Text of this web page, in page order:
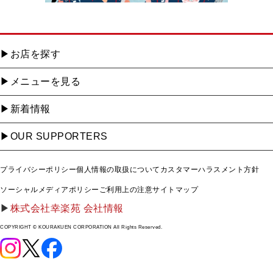
お店を探す
メニューを見る
新着情報
OUR SUPPORTERS
プライバシーポリシー個人情報の取扱について カスタマーハラスメント方針
ソーシャルメディアポリシー ご利用上の注意サイトマップ
株式会社幸楽苑 会社情報
COPYRIGHT © KOURAKUEN CORPORATION All Rights Reserved.